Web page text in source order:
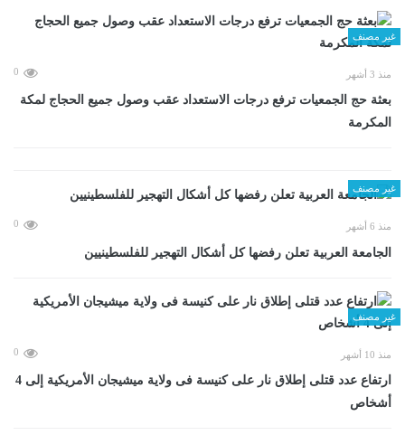
غير مصنف
منذ 3 أشهر 0
بعثة حج الجمعيات ترفع درجات الاستعداد عقب وصول جميع الحجاج لمكة
المكرمة
غير مصنف
منذ 6 أشهر 0
الجامعة العربية تعلن رفضها كل أشكال التهجير للفلسطينيين
غير مصنف
منذ 10 أشهر 0
ارتفاع عدد قتلى إطلاق نار على كنيسة فى ولاية ميشيجان الأمريكية إلى 4
أشخاص